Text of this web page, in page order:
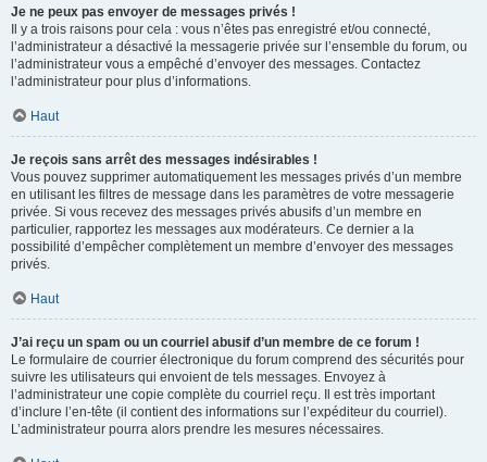
Je ne peux pas envoyer de messages privés !
Il y a trois raisons pour cela : vous n’êtes pas enregistré et/ou connecté,
l’administrateur a désactivé la messagerie privée sur l’ensemble du forum, ou
l’administrateur vous a empêché d’envoyer des messages. Contactez
l’administrateur pour plus d’informations.
Haut
Je reçois sans arrêt des messages indésirables !
Vous pouvez supprimer automatiquement les messages privés d’un membre
en utilisant les filtres de message dans les paramètres de votre messagerie
privée. Si vous recevez des messages privés abusifs d’un membre en
particulier, rapportez les messages aux modérateurs. Ce dernier a la
possibilité d’empêcher complètement un membre d’envoyer des messages
privés.
Haut
J’ai reçu un spam ou un courriel abusif d’un membre de ce forum !
Le formulaire de courrier électronique du forum comprend des sécurités pour
suivre les utilisateurs qui envoient de tels messages. Envoyez à
l’administrateur une copie complète du courriel reçu. Il est très important
d’inclure l’en-tête (il contient des informations sur l’expéditeur du courriel).
L’administrateur pourra alors prendre les mesures nécessaires.